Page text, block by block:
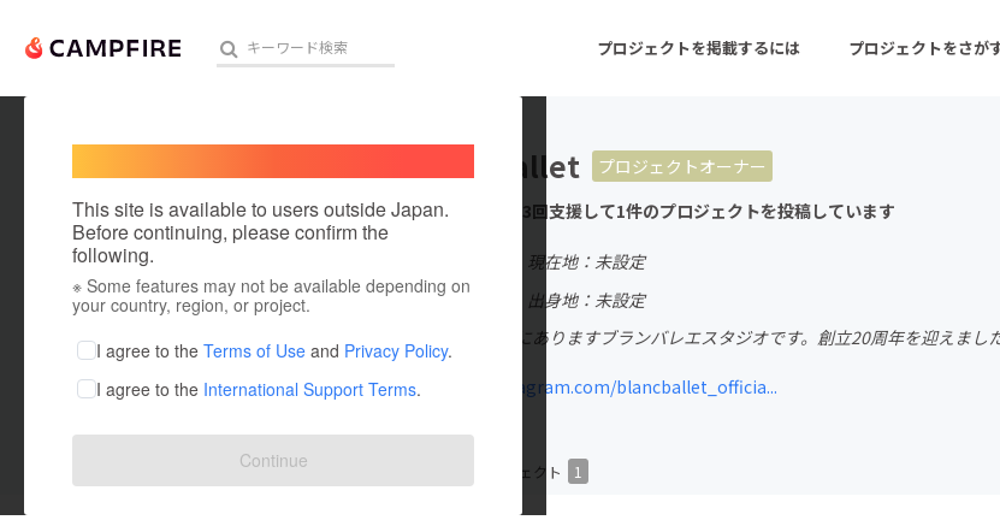
プロジェクトを掲載するには プロジェクトをさが
人気のプロジェクト 注目のリターン 注目の新着プロジェクト
アート・写真 音楽
テクノロジー・ガジェット
ゲーム・サービス開発 フード・飲
映像・映画
書籍・雑誌出版
ビジネス・起業
まちづくり・地域活性化
This site is available to users outside Japan.
Before continuing, please confirm the
following.
※ Some features may not be available depending on
your country, region, or project.
I agree to the Terms of Use and Privacy Policy.
I agree to the International Support Terms.
Continue
blancballet
プロジェクトオーナー
これまでに3回支援して1件のプロジェクトを投稿しています
現在地：未設定
出身国：日本
出身地：未設定
岐阜県飛騨市にありますブランバレエスタジオです。創立20周年を迎えました
www.instagram.com/blancballet_officia...
プロジェクト プロジェクト 1